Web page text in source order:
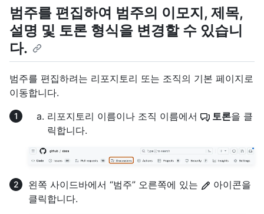
범주를 편집하여 범주의 이모지, 제목,
설명 및 토론 형식을 변경할 수 있습니
다.
범주를 편집하려는 리포지토리 또는 조직의 기본 페이지로
이동합니다.
리포지토리 이름이나 조직 이름에서
토론을 클
릭합니다.
왼쪽 사이드바에서 “범주” 오른쪽에 있는
아이콘을
클릭합니다.